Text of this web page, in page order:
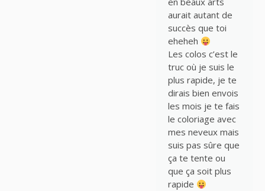
aurait autant de
succès que toi
eheheh
Les colos c’est le
truc où je suis le
plus rapide, je te
dirais bien envois
les mois je te fais
le coloriage avec
mes neveux mais
suis pas sûre que
ça te tente ou
que ça soit plus
rapide